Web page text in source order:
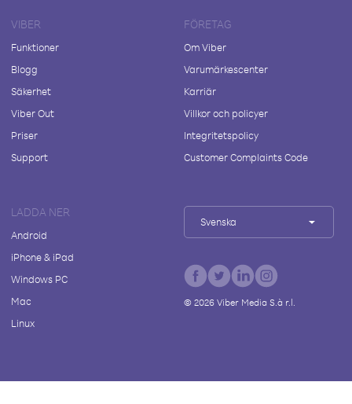
VIBER
Funktioner
Blogg
Säkerhet
Viber Out
Priser
Support
FÖRETAG
Om Viber
Varumärkescenter
Karriär
Villkor och policyer
Integritetspolicy
Customer Complaints Code
LADDA NER
Android
iPhone & iPad
Windows PC
Mac
Linux
Svenska
© 2026Viber Media S.à r.l.